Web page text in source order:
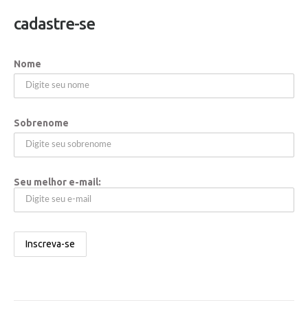
cadastre-se
Nome
Sobrenome
Seu melhor e-mail: